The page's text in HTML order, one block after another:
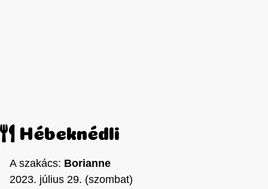
Hébeknédli
A szakács: Borianne
2023. július 29. (szombat)